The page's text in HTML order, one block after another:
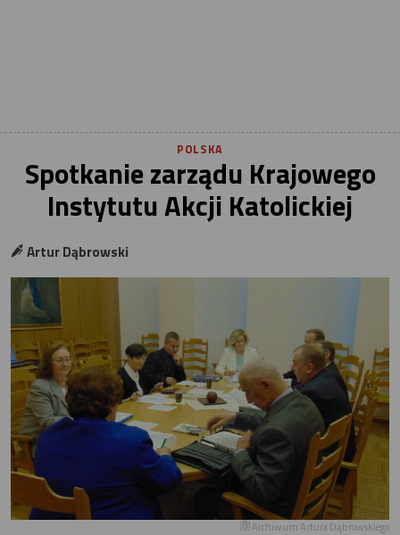
POLSKA
Spotkanie zarządu Krajowego
Instytutu Akcji Katolickiej
Artur Dąbrowski
Archiwum Artura Dąbrowskiego